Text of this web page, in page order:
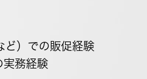
ど）での販促経験
実務経験